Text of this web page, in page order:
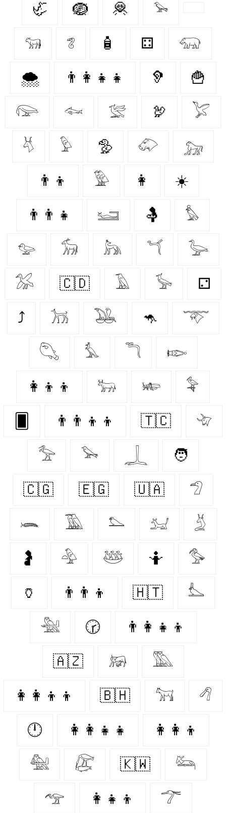
🦏 🪺 🦧 𓅩
𓃔 𓆂 🧴 ⚃ 𓃯
🌨️ 👨‍👩‍👧‍👧 🦻 🍟
𓅼 𓆜 𓅛 🦃 𓅯
𓄃 𓅱 🦤 𓄁 𓃷
👨‍👦 𓅳 👩‍ ☀️
👨‍👨‍👧 𓆒 🤱 𓅊
𓅰 𓃘 𓃦 𓆔 𓅬
𓅮 🇨🇩 𓄿 𓅚 ⚁
⤴ 𓃡 𓅒 🦘 𓄅
𓆡 𓅘 𓆕 𓆢
👩‍👦‍👦 𓃒 𓆧 𓅝
👨‍👨‍👦‍👦 🇹🇨 𓄀
𓅡 𓅨 𓆆 🧑
🇨🇬 🇪🇬 🇺🇦 𓅿
𓆨 𓅀 𓅌 𓃫 𓄄
🤰 𓅲 𓅸 🤷‍ 𓅜
🏺 👨‍👨‍👦 🇭🇹 𓅏
𓅖 🕝 👨‍👩‍👧‍👦
🇦🇿 𓃖 𓅔
👩‍👩‍👦‍👦 🇧🇭 𓃙 𓆁
🕛 👩‍👩‍👧‍👧 👩‍👩‍👦
𓅕 𓅻 🇰🇼 𓃛
𓅠 👩‍👧‍👦 𓆀